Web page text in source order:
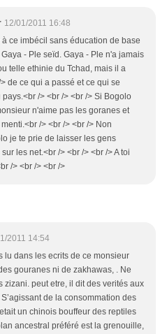
12/01/2011 16:48
ce imbécil sans éducation de base
- Ple seïd. Gaya - Ple n'a jamais
telle ethinie du Tchad, mais il a
de ce qui a passé et ce qui se
/> <br /> <br /> Si Bogolo
n'aime pas les goranes et
/> <br /> <br /> Non
je te prie de laisser les gens
les net.<br /> <br /> <br /> A toi
/> <br /> <br />
2011 14:54
lu dans les ecrits de ce monsieur
gouranes ni de zakhawas, . Ne
zizani. peut etre, il dit des verités aux
de la consommation des
un chinois bouffeur des reptiles
ancestral préféré est la grenouille,